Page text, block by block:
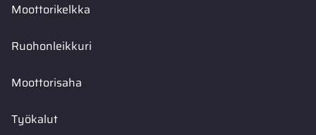
Moottorikelkka
Ruohonleikkuri
Moottorisaha
Työkalut